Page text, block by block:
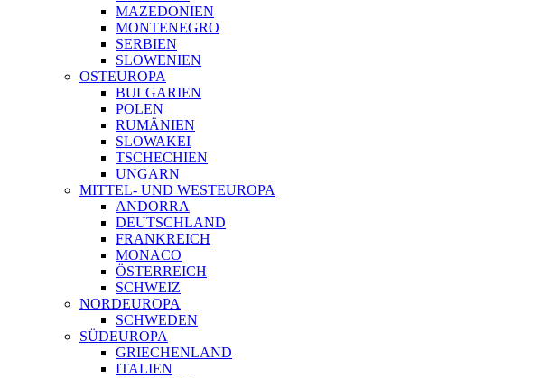
MAZEDONIEN
MONTENEGRO
SERBIEN
SLOWENIEN
OSTEUROPA
BULGARIEN
POLEN
RUMÄNIEN
SLOWAKEI
TSCHECHIEN
UNGARN
MITTEL- UND WESTEUROPA
ANDORRA
DEUTSCHLAND
FRANKREICH
MONACO
ÖSTERREICH
SCHWEIZ
NORDEUROPA
SCHWEDEN
SÜDEUROPA
GRIECHENLAND
ITALIEN